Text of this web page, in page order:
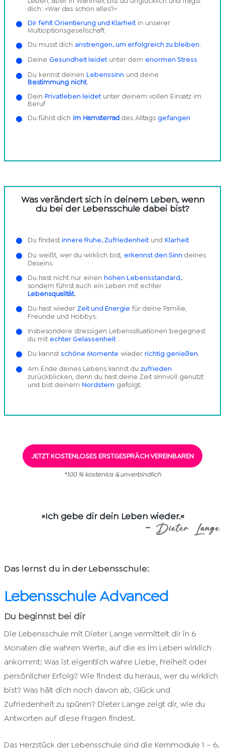
dich: »War das schon alles?«
Dir fehlt Orientierung und Klarheitin unserer
Multioptionsgesellschaft
Du musst dich anstrengen, um erfolgreich zu bleiben.
DeineGesundheit leidetunter dem enormen Stress
Du kennst deinenLebenssinn und deine
Bestimmung nicht.
DeinPrivatleben leidetunter deinem vollen Einsatz im
Beruf
Du fühlst dich im Hamsterrad des Alltagsgefangen
Was verändert sich in deinem Leben, wenn
du bei der Lebensschule dabei bist?
Du findestinnere Ruhe, ZufriedenheitundKlarheit
Du weißt, wer du wirklich bist, erkennst den Sinn deines
Daseins
Du hast nicht nur einenhohen Lebensstandard,
sondern führst auch ein Leben mit echter
Lebensqualität.
Du hast wiederZeit und Energie für deine Familie,
Freunde und Hobbys.
Insbesondere stressigen Lebenssituationen begegnest
du mit echter Gelassenheit.
Du kannstschöne Momente wiederrichtig genießen.
Am Ende deines Lebens kannst duzufrieden
zurückblicken, denn du hast deine Zeit sinnvoll genutzt
und bist deinemNordstern gefolgt.
JETZT KOSTENLOSES ERSTGESPRÄCH VEREINBAREN
*100 % kostenlos & unverbindlich
»Ich gebe dir dein Leben wieder.«
Das lernst du in der Lebensschule:
Lebensschule Advanced
Du beginnst bei dir
Die Lebensschule mit Dieter Lange vermittelt dir in 6
Monaten die wahren Werte, auf die es im Leben wirklich
ankommt: Was ist eigentlich wahre Liebe, Freiheit oder
persönlicher Erfolg? Wie findest du heraus, wer du wirklich
bist? Was hält dich noch davon ab, Glück und
Zufriedenheit zu spüren? Dieter Lange zeigt dir, wie du
Antworten auf diese Fragen findest.
Das Herzstück der Lebensschule sind die Kernmodule 1 – 6.